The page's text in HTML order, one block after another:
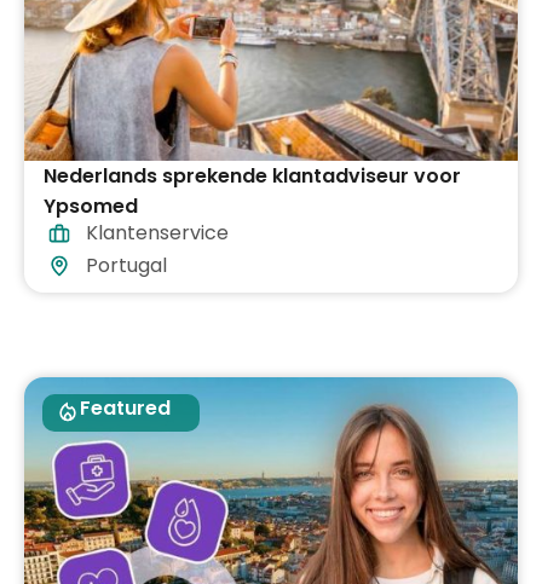
Nederlands sprekende klantadviseur voor
Ypsomed
Klantenservice
Portugal
Featured